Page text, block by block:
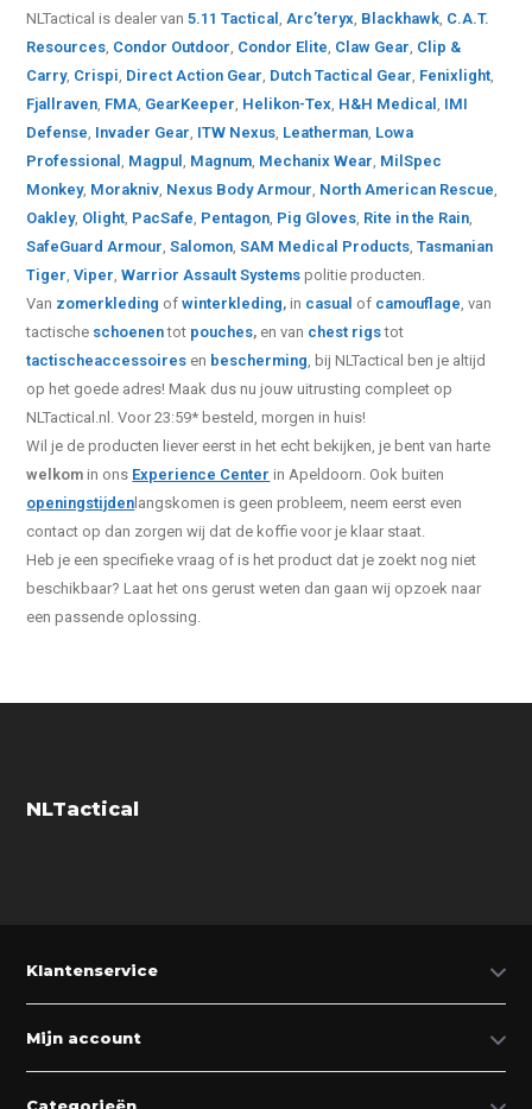
NLTactical is dealer van5.11 Tactical,Arc’teryx, Blackhawk, C.A.T.
Resources, Condor Outdoor, Condor Elite, Claw Gear, Clip &
Carry, Crispi, Direct Action Gear, Dutch Tactical Gear, Fenixlight,
Fjallraven, FMA, GearKeeper, Helikon-Tex, H&H Medical, IMI
Defense, Invader Gear, ITW Nexus, Leatherman, Lowa
Professional, Magpul, Magnum, Mechanix Wear, MilSpec
Monkey, Morakniv, Nexus Body Armour, North American Rescue,
Oakley, Olight, PacSafe, Pentagon, Pig Gloves, Rite in the Rain,
SafeGuard Armour,Salomon,SAM Medical Products,Tasmanian
Tiger,Viper,Warrior Assault Systems politie producten.
Van zomerkleding ofwinterkleding, in casual of camouflage, van
tactische schoenentot pouches, en van chest rigstot
tactischeaccessoires en bescherming, bij NLTactical ben je altijd
op het goede adres! Maak dus nu jouw uitrusting compleet op
NLTactical.nl. Voor 23:59* besteld, morgen in huis!
Wil je de producten liever eerst in het echt bekijken, je bent van harte
welkom in ons Experience Center in Apeldoorn. Ook buiten
openingstijden langskomen is geen probleem, neem eerst even
contact op dan zorgen wij dat de koffie voor je klaar staat.
Heb je een specifieke vraag of is het product dat je zoekt nog niet
beschikbaar? Laat het ons gerust weten dan gaan wij opzoek naar
een passende oplossing.
NLTactical
Klantenservice
Mijn account